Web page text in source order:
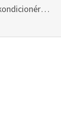
Šampón pro koně s kondicionérem 500ml Waldhausen
hvězdiček.